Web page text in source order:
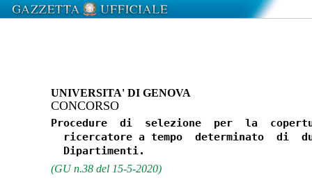
UNIVERSITA' DI GENOVA
CONCORSO
Procedure  di  selezione  per  la
ricercatore a tempo  determinato  di
(GU n.38 del 15-5-2020)